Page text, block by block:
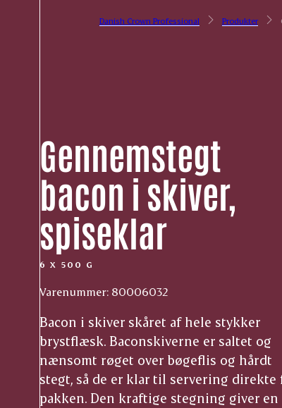
Danish Crown Professional Produkter
Gennemstegt
bacon i skiver,
spiseklar
6 X 500 G
Varenummer: 80006032
Bacon i skiver skåret af hele stykker
brystflæsk. Baconskiverne er saltet og
nænsomt røget over bøgeflis og hårdt
stegt, så de er klar til servering direkte
pakken. Den kraftige stegning giver en